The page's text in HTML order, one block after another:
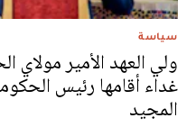
سياسة
ولي العهد الأمير مولاي
غداء أقامها رئيس
المجيد